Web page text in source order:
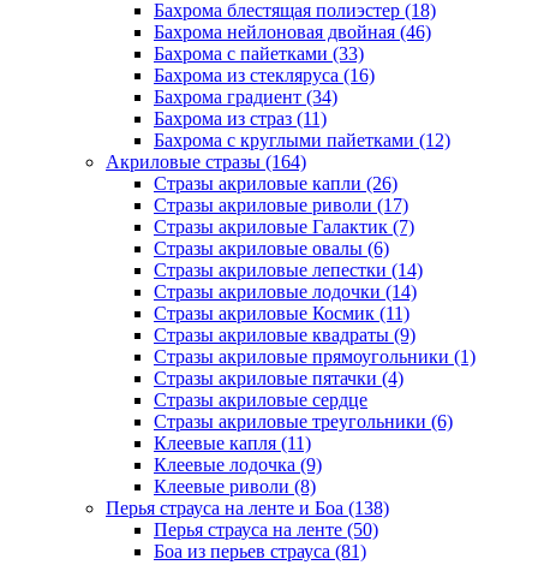
Бахрома блестящая полиэстер (18)
Бахрома нейлоновая двойная (46)
Бахрома с пайетками (33)
Бахрома из стекляруса (16)
Бахрома градиент (34)
Бахрома из страз (11)
Бахрома с круглыми пайетками (12)
Акриловые стразы (164)
Стразы акриловые капли (26)
Стразы акриловые риволи (17)
Стразы акриловые Галактик (7)
Стразы акриловые овалы (6)
Стразы акриловые лепестки (14)
Стразы акриловые лодочки (14)
Стразы акриловые Космик (11)
Стразы акриловые квадраты (9)
Стразы акриловые прямоугольники (1)
Стразы акриловые пятачки (4)
Стразы акриловые сердце
Стразы акриловые треугольники (6)
Клеевые капля (11)
Клеевые лодочка (9)
Клеевые риволи (8)
Перья страуса на ленте и Боа (138)
Перья страуса на ленте (50)
Боа из перьев страуса (81)